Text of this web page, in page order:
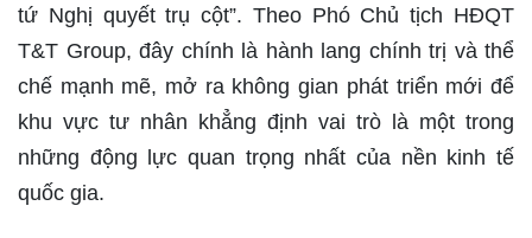
tứ Nghị quyết trụ cột”. Theo Phó Chủ tịch HĐQT
T&T Group, đây chính là hành lang chính trị và thể
chế mạnh mẽ, mở ra không gian phát triển mới để
khu vực tư nhân khẳng định vai trò là một trong
những động lực quan trọng nhất của nền kinh tế
quốc gia.